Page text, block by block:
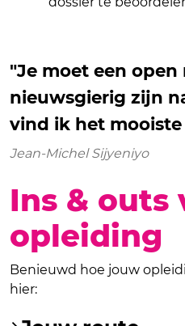
"Je moet een
nieuwsgierig zijn
vind ik het
Jean-Michel Sijyeniyo
Ins & outs
opleiding
Benieuwd hoe jouw
hier: